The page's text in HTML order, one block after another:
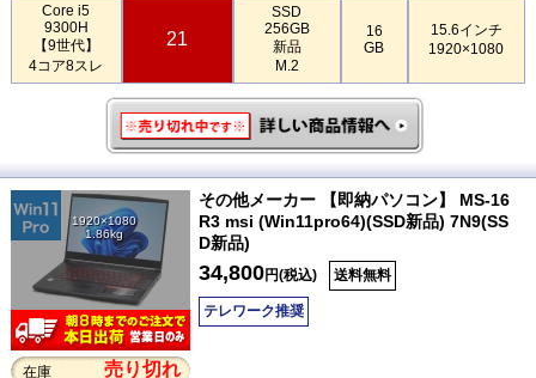
Core i5
9300H
【9世代】
4コア8スレ
21
SSD
256GB
新品
M.2
16
GB
15.6インチ
1920×1080
1920×1080
1.86kg
在庫 売り切れ
その他メーカー 【即納パソコン】 MS-16
R3 msi (Win11pro64)(SSD新品) 7N9(SS
D新品)
34,800円(税込) 送料無料
テレワーク推奨